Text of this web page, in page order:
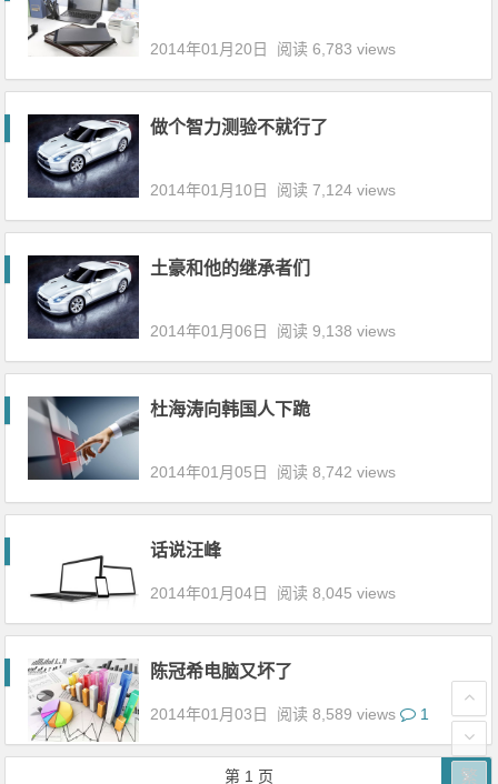
2014年01月20日 阅读 6,783 views
做个智力测验不就行了
2014年01月10日 阅读 7,124 views
土豪和他的继承者们
2014年01月06日 阅读 9,138 views
杜海涛向韩国人下跪
2014年01月05日 阅读 8,742 views
话说汪峰
2014年01月04日 阅读 8,045 views
陈冠希电脑又坏了
2014年01月03日 阅读 8,589 views 1
第 1 页 繁